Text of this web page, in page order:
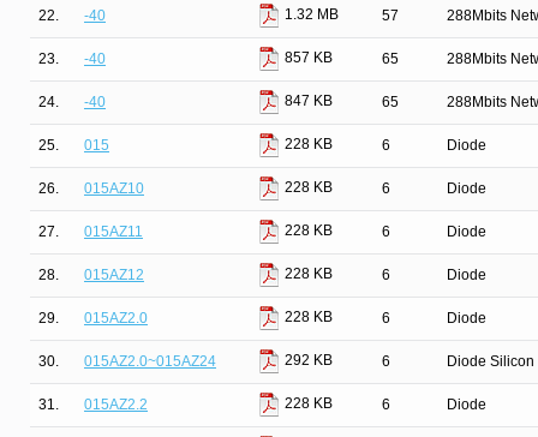
22. -40 1.32 MB 57 288Mbits
23. -40 857 KB 65 288Mbits
24. -40 847 KB 65 288Mbits
25. 015 228 KB 6 Diode
26. 015AZ10 228 KB 6 Diode
27. 015AZ11 228 KB 6 Diode
28. 015AZ12 228 KB 6 Diode
29. 015AZ2.0 228 KB 6 Diode
30. 015AZ2.0~015AZ24 292 KB 6 Diode
31. 015AZ2.2 228 KB 6 Diode